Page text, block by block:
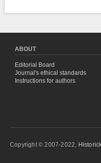
ABOUT
Editorial Board
Journal's ethical standards
Instructions for authors
Copyright © 2007-2022,